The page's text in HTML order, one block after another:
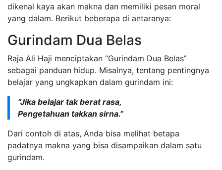
dikenal kaya akan makna dan memiliki pesan moral
yang dalam. Berikut beberapa di antaranya:
Gurindam Dua Belas
Raja Ali Haji menciptakan “Gurindam Dua Belas”
sebagai panduan hidup. Misalnya, tentang pentingnya
belajar yang ungkapkan dalam gurindam ini:
“Jika belajar tak berat rasa,
Pengetahuan takkan sirna.”
Dari contoh di atas, Anda bisa melihat betapa
padatnya makna yang bisa disampaikan dalam satu
gurindam.